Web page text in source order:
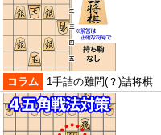
コラム 1手詰の難問(？)詰将棋